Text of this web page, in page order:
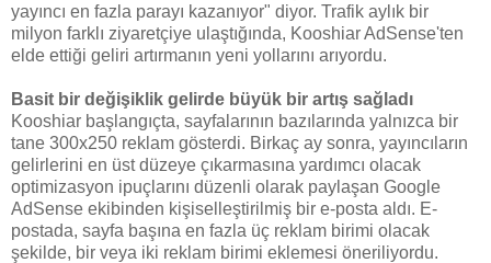
yayıncı en fazla parayı kazanıyor" diyor. Trafik aylık bir
milyon farklı ziyaretçiye ulaştığında, Kooshiar AdSense'ten
elde ettiği geliri artırmanın yeni yollarını arıyordu.
Basit bir değişiklik gelirde büyük bir artış sağladı
Kooshiar başlangıçta, sayfalarının bazılarında yalnızca bir
tane 300x250 reklam gösterdi. Birkaç ay sonra, yayıncıların
gelirlerini en üst düzeye çıkarmasına yardımcı olacak
optimizasyon ipuçlarını düzenli olarak paylaşan Google
AdSense ekibinden kişiselleştirilmiş bir e-posta aldı. E-
postada, sayfa başına en fazla üç reklam birimi olacak
şekilde, bir veya iki reklam birimi eklemesi öneriliyordu.